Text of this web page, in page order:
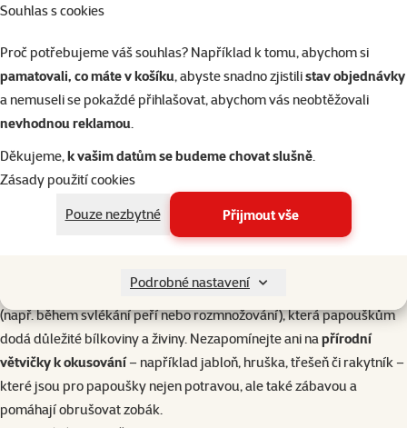
Souhlas s cookies
Proč potřebujeme váš souhlas? Například k tomu, abychom si
pamatovali, co máte v košíku, abyste snadno zjistilistav objednávky
a nemuseli se pokaždé přihlašovat, abychom vás neobtěžovali
nevhodnou reklamou.
Děkujeme,k vašim datům se budeme chovat slušně.
Zásady použití cookies
Pouze nezbytné
Přijmout vše
Podrobné nastavení
Vitakraft Aqua Drink s
minerály 500ml
Hodnocení 100%, počet hodnocení: 2
2×
hodnocení
99 Kč
do košíku
Vitaminové kapky
ml
Hodnocení 100%, počet
7× hodnocení
189 Kč
do košíku
Kost
Kromě základní potravy je vhodné do stravy zařadit
(např. během svlékání peří nebo rozmnožování), která papouškům
dodá důležité bílkoviny a živiny. Nezapomínejte ani napřírodní
větvičky k okusování– například jabloň, hruška, třešeň či rakytník –
které jsou pro papoušky nejen potravou, ale také zábavou a
pomáhají obrušovat zobák.